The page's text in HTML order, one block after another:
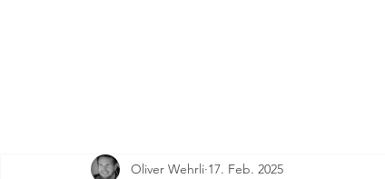
Oliver Wehrli 17. Feb. 2025